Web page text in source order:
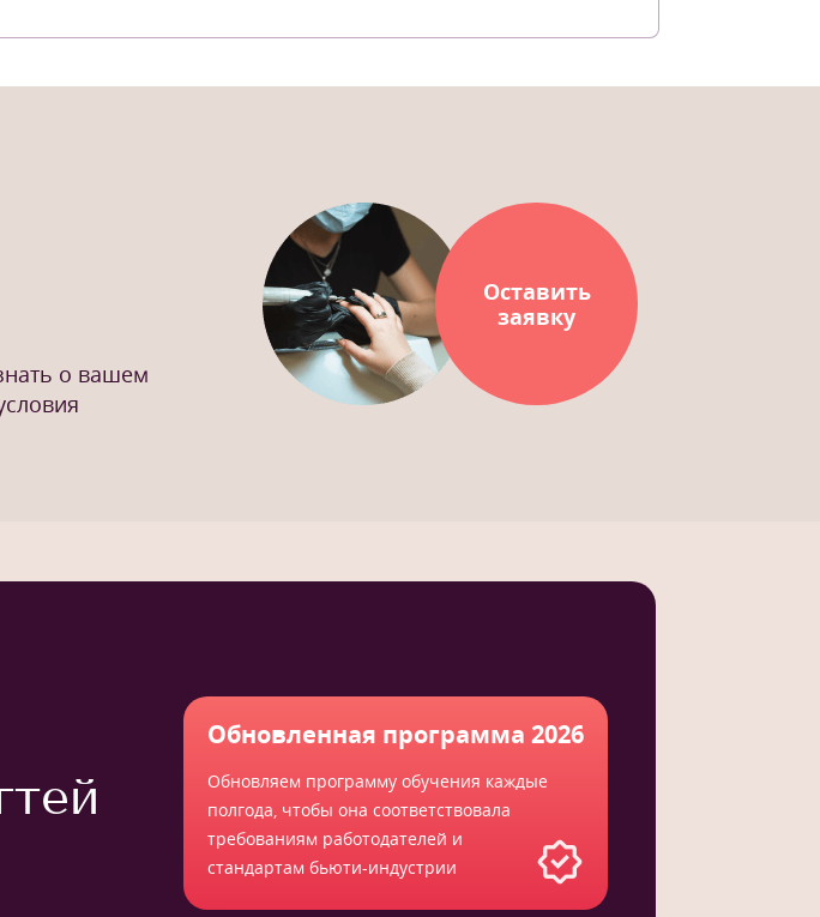
о вашем
Оставить
заявку
Обновленная программа 2026
Обновляем программу обучения каждые
полгода, чтобы она соответствовала
требованиям работодателей и
стандартам бьюти-индустрии